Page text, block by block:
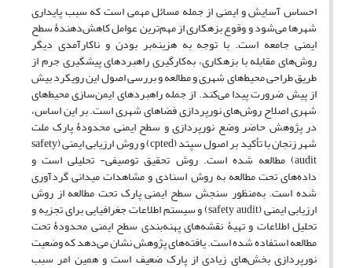
احساس آسایش و ایمنی از جمله مسائل مهمی است که سبب پایداری
شهرها می‌شود و وقوع بزهکاری از مهم‌ترین عوامل کاهش‌دهندۀ سطح
ایمنی جامعه است. با توجه به هزینه‌بر بودن و ناکارآمدی دیگر
روش‌های مقابله با بزهکاری، به‌کارگیری راهبردهای پیشگیری جرم از
طریق طراحی محیط‌های شهری و مطالعه و بررسی اصول این رویکرد بیش‌
از پیش ضرورت پیدا می‌کند. از جمله راهبردهای ایمن‌سازی محیط‌های
شهری اصلاح روش‌های نورپردازی فضاهای شهری است. بر این اساس،
در پژوهش حاضر وضع نورپردازی و سطح ایمنی محدودۀ پارک ملت
شهر زنجان با تأکید بر اصول سپتد (cpted) و روش ارزیابی ایمنی (safety
audit) مطالعه شده است. روش تحقیق توصیفی- تحلیلی است و
داده‌های تحت مطالعه به روش اسنادی و مشاهدات میدانی گردآوری‌
شده است. به‌منظور سنجش سطح ایمنی پارک تحت مطالعه از روش
ارزیابی ایمنی (safety audit) و سیستم اطلاعات جغرافیایی برای تجزیه‌ و
تحلیل اطلاعات و تهیۀ نقشه‌های پهنه‌بندی سطح ایمنی محدودۀ تحت
مطالعه استفاده‌ شده است. یافته‌های پژوهش نشان می‌دهد که وضعیت
نورپردازی بخش‌های زیادی از پارک ضعیف است و همین امر سبب